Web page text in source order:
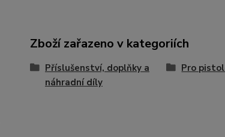
Zboží zařazeno v kategoriích
Příslušenství, doplňky a
náhradní díly
Pro